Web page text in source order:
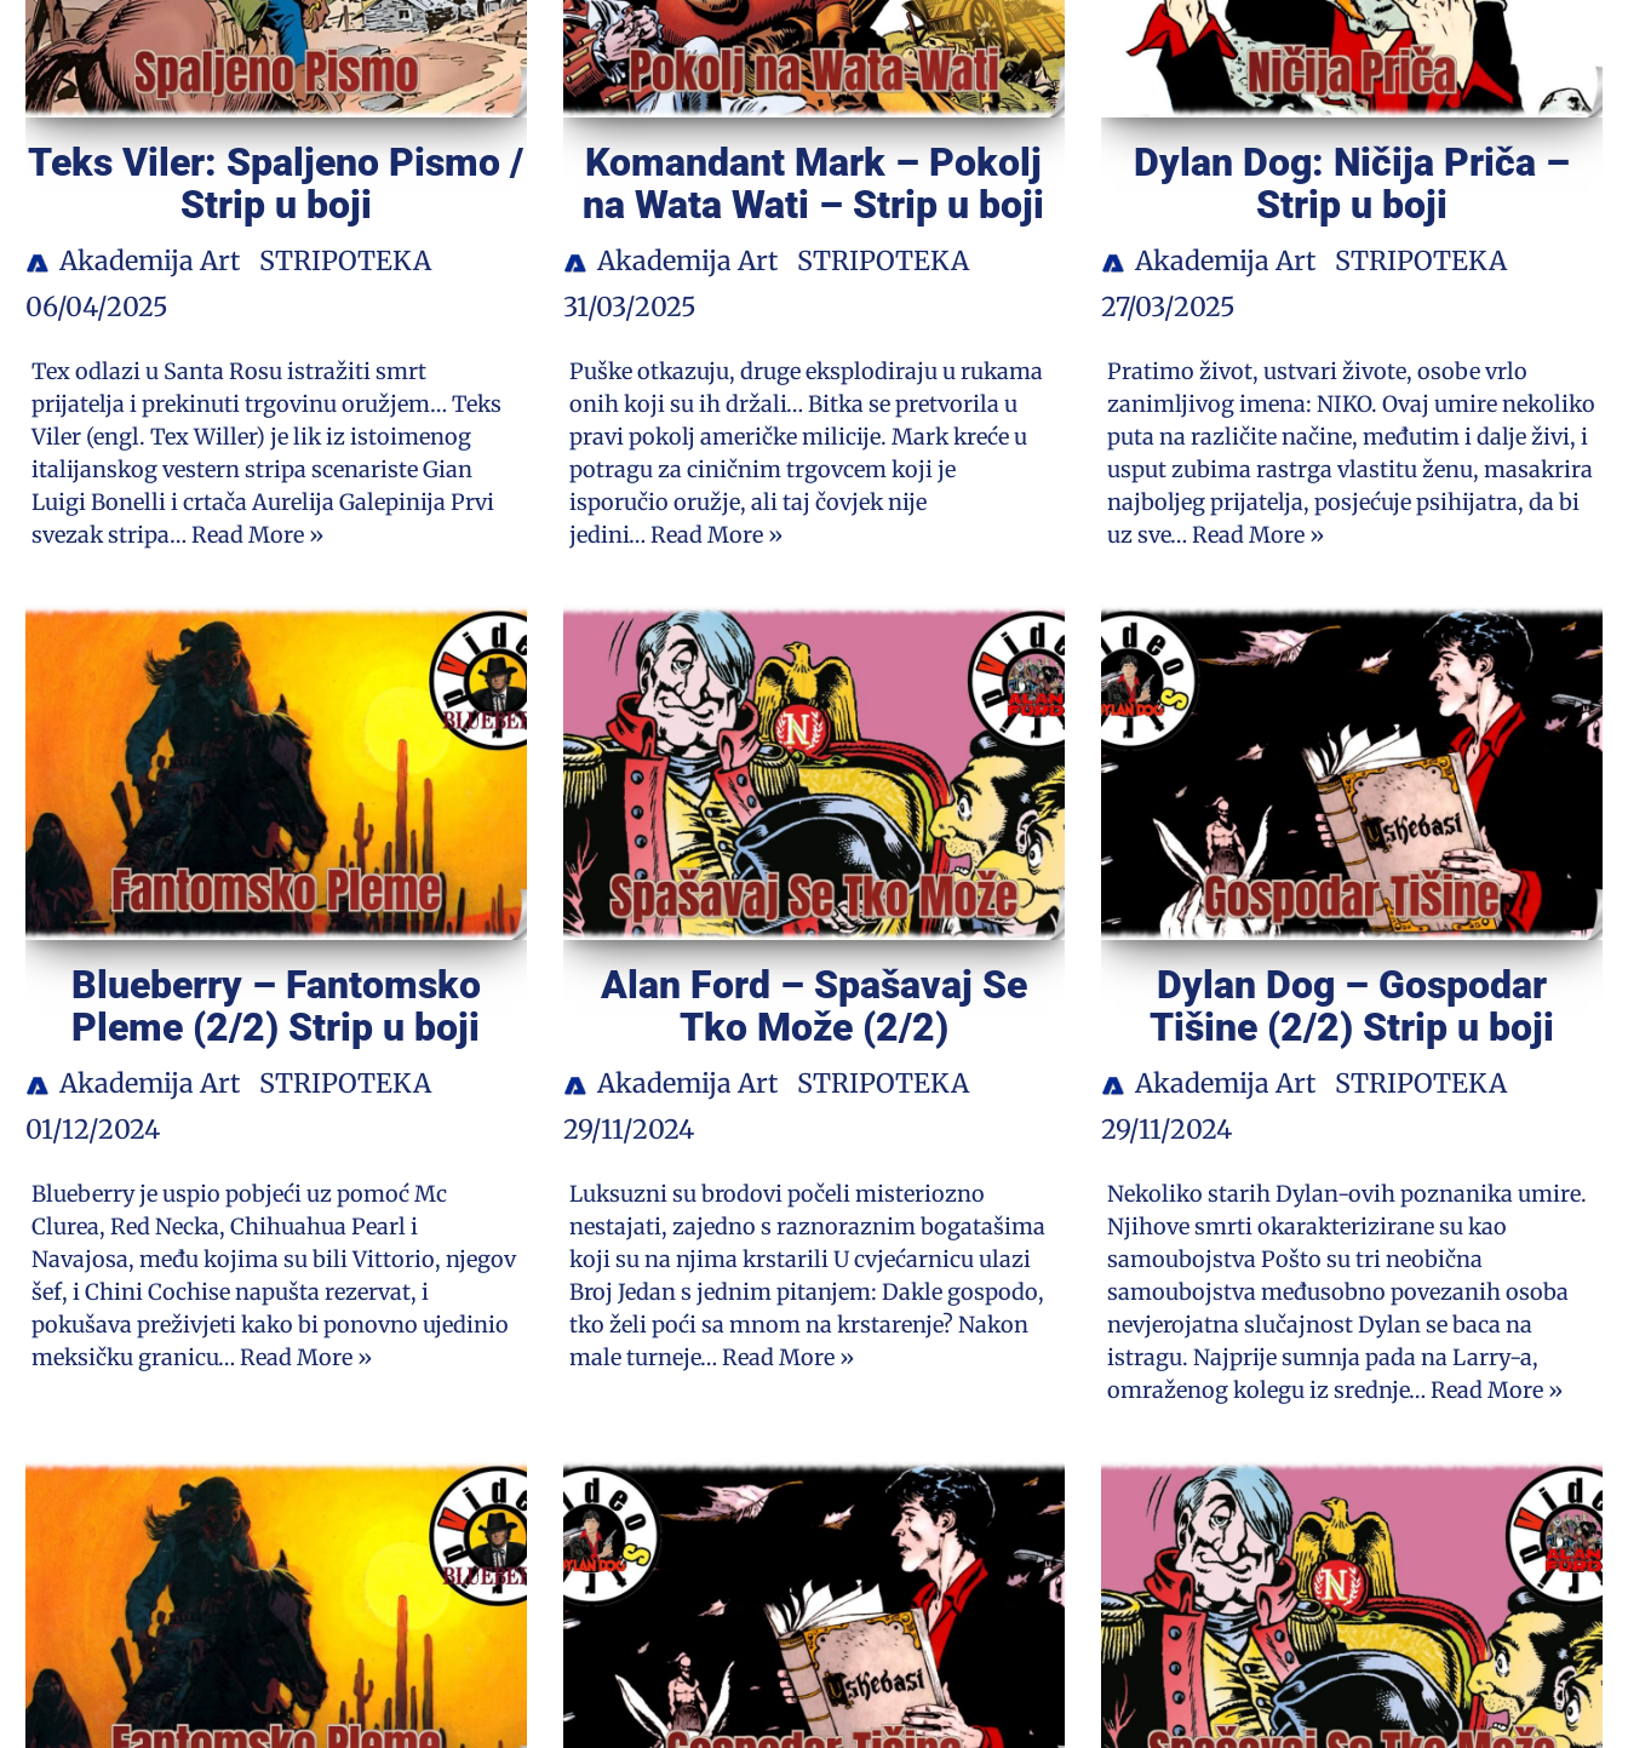
Teks Viler: Spaljeno Pismo /
Strip u boji
Akademija Art
STRIPOTEKA
06/04/2025
Tex odlazi u Santa Rosu istražiti smrt
prijatelja i prekinuti trgovinu oružjem… Teks
Viler (engl. Tex Willer) je lik iz istoimenog
italijanskog vestern stripa scenariste Gian
Luigi Bonelli i crtača Aurelija Galepinija Prvi
svezak stripa… Read More »
Komandant Mark – Pokolj
na Wata Wati – Strip u boji
Akademija Art
STRIPOTEKA
31/03/2025
Puške otkazuju, druge eksplodiraju u rukama
onih koji su ih držali… Bitka se pretvorila u
pravi pokolj američke milicije. Mark kreće u
potragu za ciničnim trgovcem koji je
isporučio oružje, ali taj čovjek nije
jedini… Read More »
Dylan Dog: Ničija Priča –
Strip u boji
Akademija Art
STRIPOTEKA
27/03/2025
Pratimo život, ustvari živote, osobe vrlo
zanimljivog imena: NIKO. Ovaj umire nekoliko
puta na različite načine, međutim i dalje živi, i
usput zubima rastrga vlastitu ženu, masakrira
najboljeg prijatelja, posjećuje psihijatra, da bi
uz sve…Read More »
Blueberry – Fantomsko
Pleme (2/2) Strip u boji
Akademija Art
STRIPOTEKA
01/12/2024
Blueberry je uspio pobjeći uz pomoć Mc
Clurea, Red Necka, Chihuahua Pearl i
Navajosa, među kojima su bili Vittorio, njegov
šef, i Chini Cochise napušta rezervat, i
pokušava preživjeti kako bi ponovno ujedinio
meksičku granicu… Read More »
Alan Ford – Spašavaj Se
Tko Može (2/2)
Akademija Art
STRIPOTEKA
29/11/2024
Luksuzni su brodovi počeli misteriozno
nestajati, zajedno s raznoraznim bogatašima
koji su na njima krstarili U cvjećarnicu ulazi
Broj Jedan s jednim pitanjem: Dakle gospodo,
tko želi poći sa mnom na krstarenje? Nakon
male turneje… Read More »
Dylan Dog – Gospodar
Tišine (2/2) Strip u boji
Akademija Art
STRIPOTEKA
29/11/2024
Nekoliko starih Dylan-ovih poznanika umire.
Njihove smrti okarakterizirane su kao
samoubojstva Pošto su tri neobična
samoubojstva međusobno povezanih osoba
nevjerojatna slučajnost Dylan se baca na
istragu. Najprije sumnja pada na Larry-a,
omraženog kolegu iz srednje…Read More »